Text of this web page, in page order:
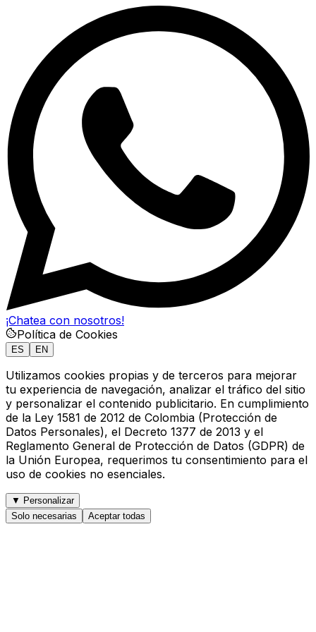
¡Chatea con nosotros!
Política de Cookies
ES EN
Utilizamos cookies propias y de terceros para mejorar
tu experiencia de navegación, analizar el tráfico del sitio
y personalizar el contenido publicitario. En cumplimiento
de la Ley 1581 de 2012 de Colombia (Protección de
Datos Personales), el Decreto 1377 de 2013 y el
Reglamento General de Protección de Datos (GDPR) de
la Unión Europea, requerimos tu consentimiento para el
uso de cookies no esenciales.
▼ Personalizar
Solo necesarias
Aceptar todas